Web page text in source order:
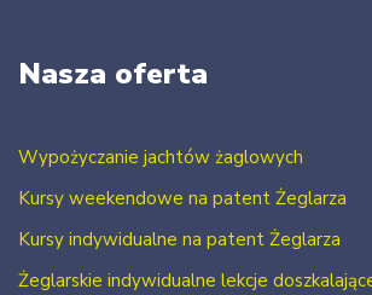
Nasza oferta
Wypożyczanie jachtów żaglowych
Kursy weekendowe na patent Żeglarza
Kursy indywidualne na patent Żeglarza
Żeglarskie indywidualne lekcje